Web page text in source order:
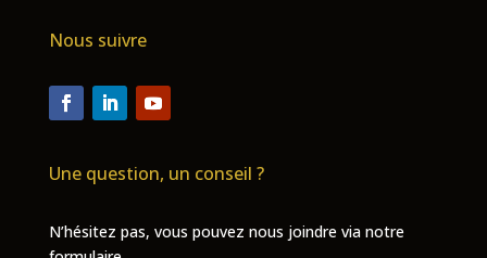
Nous suivre
Une question, un conseil ?
N’hésitez pas, vous pouvez nous joindre via notre